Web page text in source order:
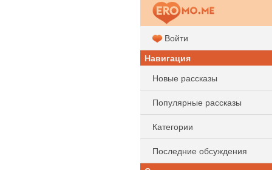
Войти
Навигация
Новые рассказы
Популярные рассказы
Категории
Последние обсуждения